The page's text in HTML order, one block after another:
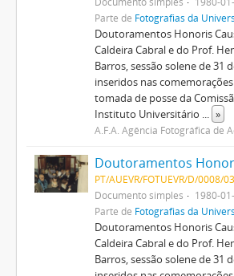
Parte de Fotografias da
Doutoramentos Honoris
Caldeira Cabral e do Prof.
Barros, sessão solene de 31
inseridos nas
tomada de posse da
Instituto Universitário ... »
A.F.A. Agência Fotográfica de
PT/AUEVR/FOTUEVR/D/0008/
Documento simples
1980-
Parte de Fotografias da
Doutoramentos Honoris
Caldeira Cabral e do Prof.
Barros, sessão solene de 31